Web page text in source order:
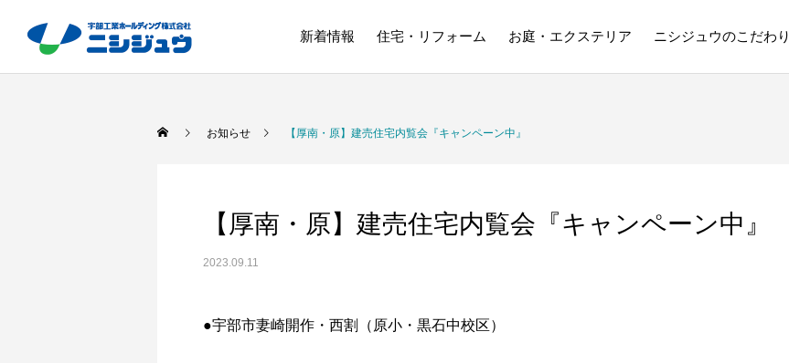
新着情報 住宅・リフォーム お庭・エクステリア ニシジュウのこだわり
お知らせ 【厚南・原】建売住宅内覧会『キャンペーン中』
【厚南・原】建売住宅内覧会『キャンペーン中』
2023.09.11
●宇部市妻崎開作・西割（原小・黒石中校区）